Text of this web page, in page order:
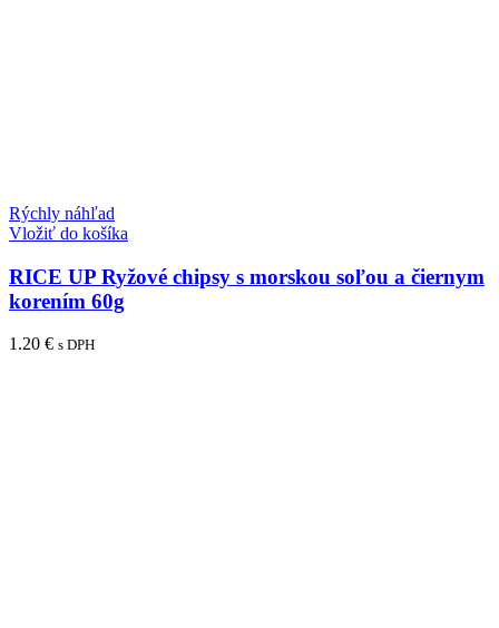
Rýchly náhľad
Vložiť do košíka
RICE UP Ryžové chipsy s morskou soľou a čiernym
korením 60g
1.20 € s DPH